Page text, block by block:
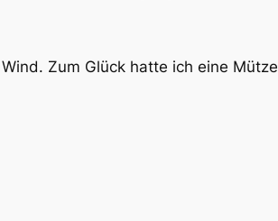
Zum Glück hatte ich eine Mütze